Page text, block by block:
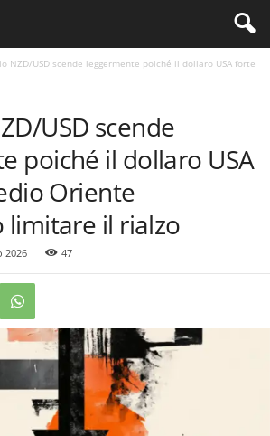
NZD/USD scende leggermente poiché il dollaro USA forte
USD scende
poiché il dollaro USA
Oriente
il rialzo
2026 47